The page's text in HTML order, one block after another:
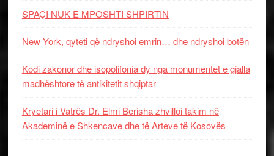
SPAÇI NUK E MPOSHTI SHPIRTIN
New York, qyteti që ndryshoi emrin… dhe ndryshoi botën
Kodi zakonor dhe isopolifonia dy nga monumentet e gjalla
madhështore të antikitetit shqiptar
Kryetari i Vatrës Dr. Elmi Berisha zhvilloi takim në
Akademinë e Shkencave dhe të Arteve të Kosovës